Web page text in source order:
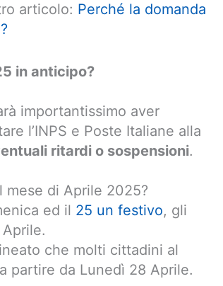
articolo: Perché la domanda
in anticipo?
importantissimo aver
l’INPS e Poste Italiane alla
ritardi o sospensioni.
mese di Aprile 2025?
ed il 25 un festivo, gli
che molti cittadini al
partire da Lunedì 28 Aprile.